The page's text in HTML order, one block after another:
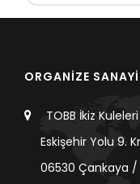
ORGANİZE
TOBB İkiz
Eskişehir Yolu 9.
06530 Çankaya /